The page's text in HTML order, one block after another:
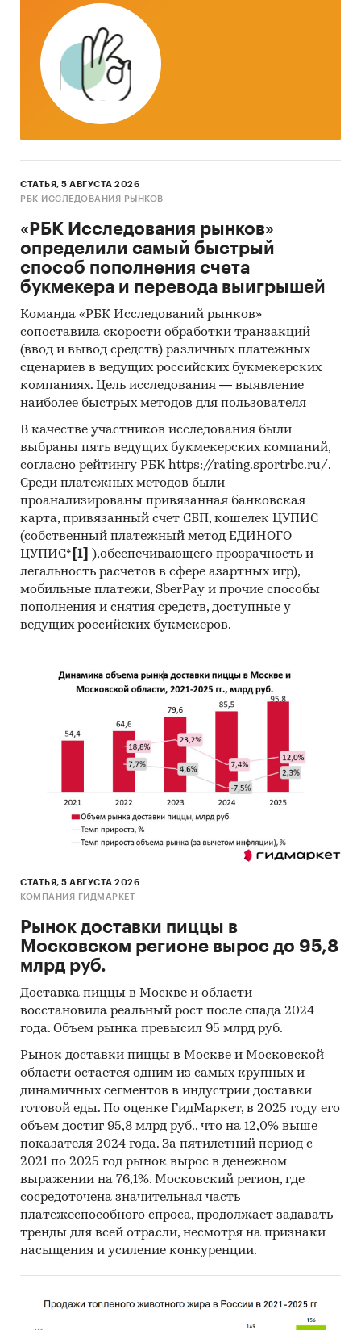
Расчетные сроки проекта
Расчетный срок проекта – 3 года (36 месяцев).
Категории: Потребительские услуги
Рестораны
Доставка еды
Россия
СТАТЬЯ, 5 АВГУСТА 2026
РБК ИССЛЕДОВАНИЯ РЫНКОВ
«РБК Исследования рынков»
определили самый быстрый
способ пополнения счета
букмекера и перевода выигрышей
Команда «РБК Исследований рынков»
сопоставила скорости обработки транзакций
(ввод и вывод средств) различных платежных
сценариев в ведущих российских букмекерских
компаниях. Цель исследования — выявление
наиболее быстрых методов для пользователя
В качестве участников исследования были
выбраны пять ведущих букмекерских компаний,
согласно рейтингу РБК https://rating.sportrbc.ru/.
Среди платежных методов были
проанализированы привязанная банковская
карта, привязанный счет СБП, кошелек ЦУПИС
(собственный платежный метод ЕДИНОГО
ЦУПИС* [1]
),обеспечивающего прозрачность и
легальность расчетов в сфере азартных игр),
мобильные платежи, SberPay и прочие способы
пополнения и снятия средств, доступные у
ведущих российских букмекеров.
СТАТЬЯ, 5 АВГУСТА 2026
КОМПАНИЯ ГИДМАРКЕТ
Рынок доставки пиццы в
Московском регионе вырос до 95,8
млрд руб.
Доставка пиццы в Москве и области
восстановила реальный рост после спада 2024
года. Объем рынка превысил 95 млрд руб.
Рынок доставки пиццы в Москве и Московской
области остается одним из самых крупных и
динамичных сегментов в индустрии доставки
готовой еды. По оценке ГидМаркет, в 2025 году его
объем достиг 95,8 млрд руб., что на 12,0% выше
показателя 2024 года. За пятилетний период с
2021 по 2025 год рынок вырос в денежном
выражении на 76,1%. Московский регион, где
сосредоточена значительная часть
платежеспособного спроса, продолжает задавать
тренды для всей отрасли, несмотря на признаки
насыщения и усиление конкуренции.